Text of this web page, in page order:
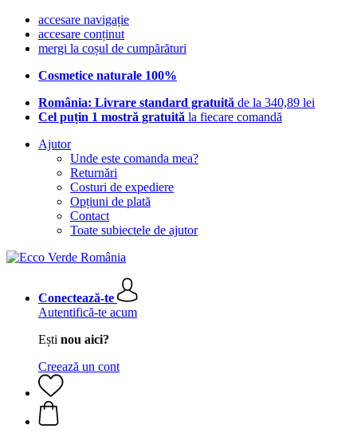
accesare navigație
accesare conținut
mergi la coșul de cumpărături
Cosmetice naturale 100%
România: Livrare standard gratuită de la 340,89 lei
Cel puțin 1 mostră gratuită la fiecare comandă
Ajutor
Unde este comanda mea?
Returnări
Costuri de expediere
Opțiuni de plată
Contact
Toate subiectele de ajutor
Conectează-te
Autentifică-te acum
Ești nou aici?
Creează un cont